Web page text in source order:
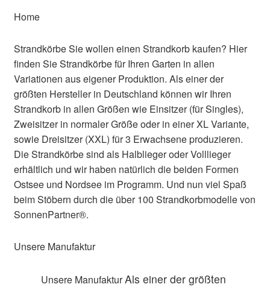
Home
StrandkörbeSie wollen einen Strandkorb kaufen? Hier
finden Sie Strandkörbe für Ihren Garten in allen
Variationen aus eigener Produktion. Als einer der
größten Hersteller in Deutschland können wir Ihren
Strandkorb in allen Größen wie Einsitzer (für Singles),
Zweisitzer in normaler Größe oder in einer XL Variante,
sowie Dreisitzer (XXL) für 3 Erwachsene produzieren.
Die Strandkörbe sind als Halblieger oder Volllieger
erhältlich und wir haben natürlich die beiden Formen
Ostsee und Nordsee im Programm. Und nun viel Spaß
beim Stöbern durch die über 100 Strandkorbmodelle von
SonnenPartner®.
Unsere Manufaktur
Unsere ManufakturAls einer der größten